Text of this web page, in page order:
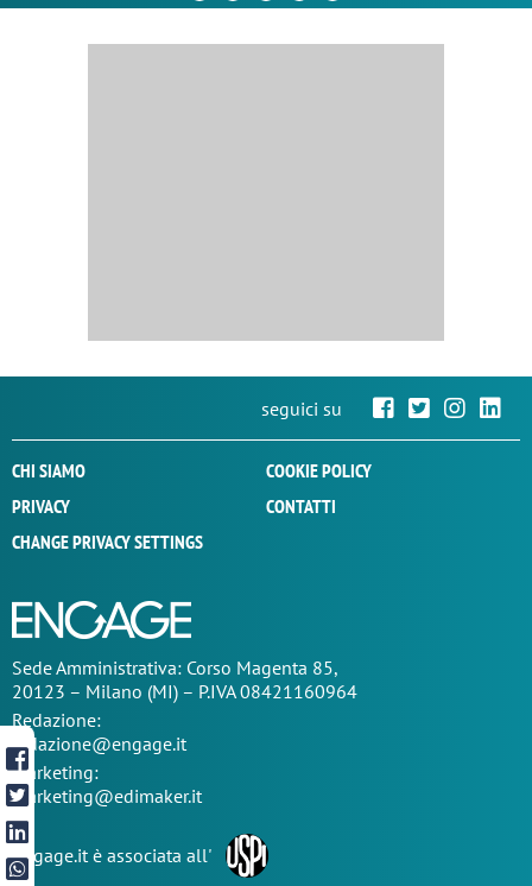
seguici su
CHI SIAMO
COOKIE POLICY
PRIVACY
CONTATTI
CHANGE PRIVACY SETTINGS
SedeAmministrativa: Corso Magenta 85,
20123 – Milano (MI) – P.IVA 08421160964
Redazione:
redazione@engage.it
Marketing:
marketing@edimaker.it
Engage.it è associata all'